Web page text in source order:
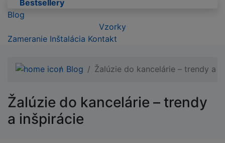
Bestsellery
Blog
Vzorky
Zameranie Inštalácia Kontakt
Blog Žalúzie do kancelárie – trendy a
Žalúzie do kancelárie – trendy
a inšpirácie